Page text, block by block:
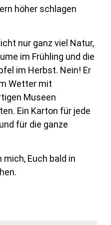
höher schlagen
nur ganz viel Natur,
im Frühling und die
im Herbst. Nein! Er
Wetter mit
Museen
Ein Karton für jede
für die ganze
Euch bald in